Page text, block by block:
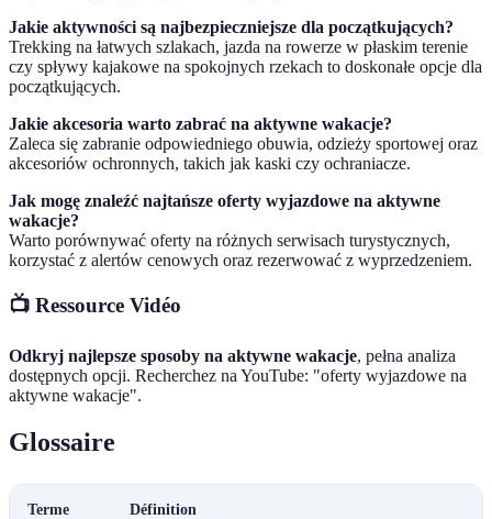
Jakie aktywności są najbezpieczniejsze dla początkujących?
Trekking na łatwych szlakach, jazda na rowerze w płaskim terenie
czy spływy kajakowe na spokojnych rzekach to doskonałe opcje dla
początkujących.
Jakie akcesoria warto zabrać na aktywne wakacje?
Zaleca się zabranie odpowiedniego obuwia, odzieży sportowej oraz
akcesoriów ochronnych, takich jak kaski czy ochraniacze.
Jak mogę znaleźć najtańsze oferty wyjazdowe na aktywne
wakacje?
Warto porównywać oferty na różnych serwisach turystycznych,
korzystać z alertów cenowych oraz rezerwować z wyprzedzeniem.
📺 Ressource Vidéo
Odkryj najlepsze sposoby na aktywne wakacje, pełna analiza
dostępnych opcji. Recherchez na YouTube: "oferty wyjazdowe na
aktywne wakacje".
Glossaire
Terme Définition